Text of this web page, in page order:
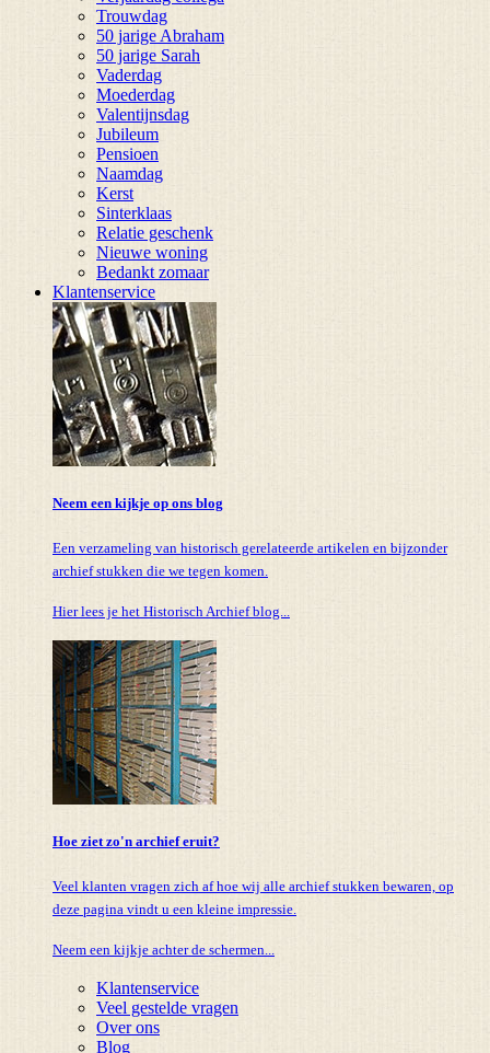
Trouwdag
50 jarige Abraham
50 jarige Sarah
Vaderdag
Moederdag
Valentijnsdag
Jubileum
Pensioen
Naamdag
Kerst
Sinterklaas
Relatie geschenk
Nieuwe woning
Bedankt zomaar
Klantenservice
Neem een kijkje op ons blog
Een verzameling van historisch gerelateerde artikelen en bijzonder
archief stukken die we tegen komen.
Hier lees je het Historisch Archief blog...
Hoe ziet zo'n archief eruit?
Veel klanten vragen zich af hoe wij alle archief stukken bewaren, op
deze pagina vindt u een kleine impressie.
Neem een kijkje achter de schermen...
Klantenservice
Veel gestelde vragen
Over ons
Blog